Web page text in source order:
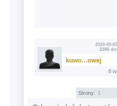
2020-05-
2286
kuwo...owej
8
Strony: 1